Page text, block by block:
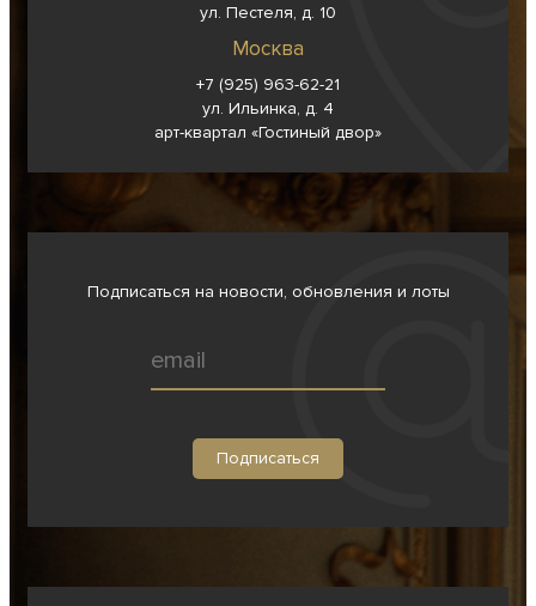
ул. Пестеля, д. 10
Москва
+7 (925) 963-62-21
ул. Ильинка, д. 4
арт-квартал «Гостиный двор»
Подписаться на новости, обновления и лоты